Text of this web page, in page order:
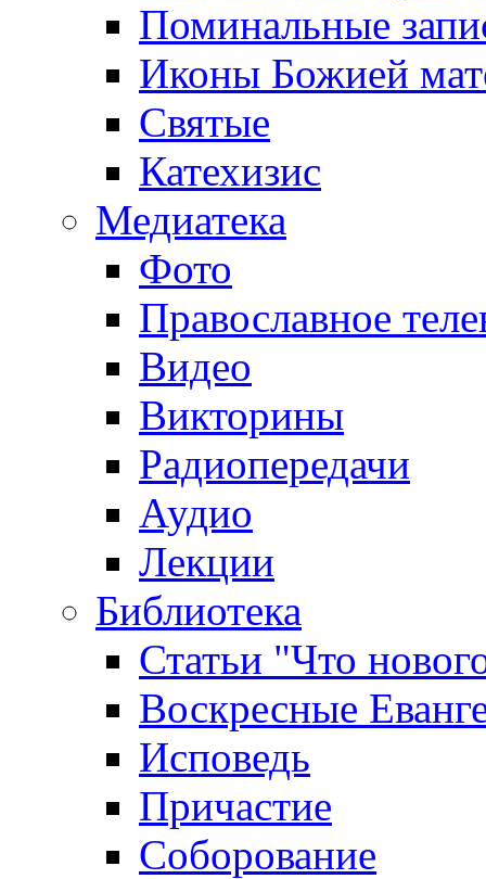
Поминальные
Иконы Божией
Святые
Катехизис
Медиатека
Фото
Православное
Видео
Викторины
Радиопередачи
Аудио
Лекции
Библиотека
Статьи "Что
Воскресные
Исповедь
Причастие
Соборование